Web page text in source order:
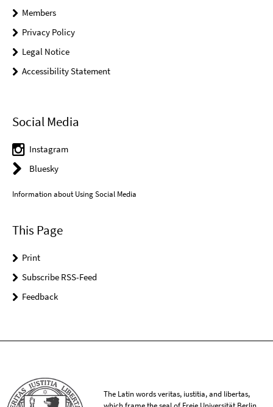
Members
Privacy Policy
Legal Notice
Accessibility Statement
Social Media
Instagram
Bluesky
Information about Using Social Media
This Page
Print
Subscribe RSS-Feed
Feedback
The Latin words veritas, iustitia, and libertas,